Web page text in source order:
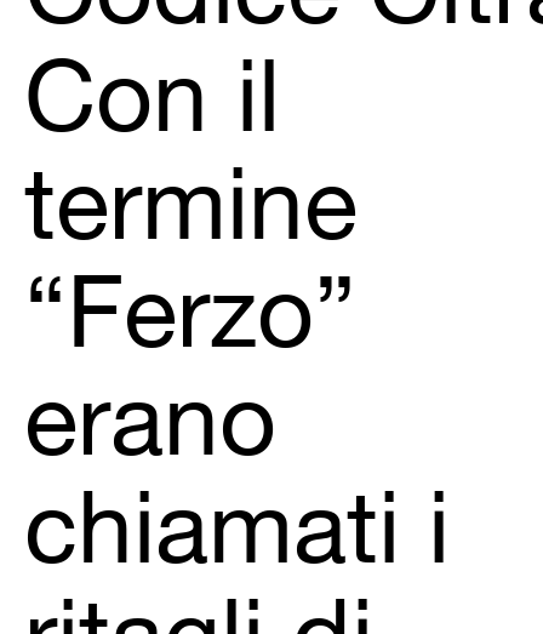
Con il
termine
“Ferzo”
erano
chiamati i